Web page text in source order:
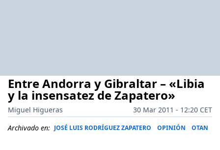
Entre Andorra y Gibraltar – «Libia
y la insensatez de Zapatero»
Miguel Higueras
30 Mar 2011 - 12:20 CET
Archivado en: JOSÉ LUIS RODRÍGUEZ ZAPATERO OPINIÓN OTAN